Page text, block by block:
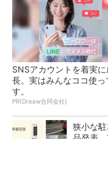
SNSアカウントを着実に
長。実はみんなココ使っ
す。
PR(Dreaw合同会社)
狭小な
品発表